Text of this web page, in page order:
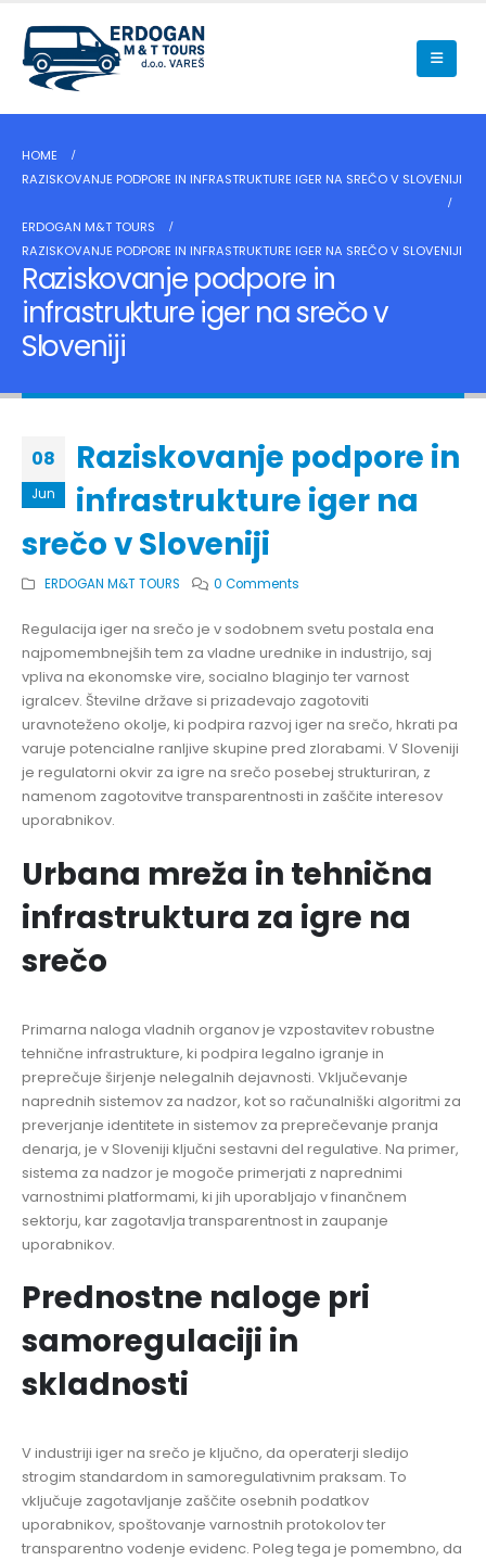
HOME
RAZISKOVANJE PODPORE IN INFRASTRUKTURE IGER NA SREČO V SLOVENIJI
ERDOGAN M&T TOURS
RAZISKOVANJE PODPORE IN INFRASTRUKTURE IGER NA SREČO V SLOVENIJI
Raziskovanje podpore in
infrastrukture iger na srečo v
Sloveniji
08
Jun
Raziskovanje podpore in
infrastrukture iger na
srečo v Sloveniji
ERDOGAN M&T TOURS 0 Comments
Regulacija iger na srečo je v sodobnem svetu postala ena
najpomembnejših tem za vladne urednike in industrijo, saj
vpliva na ekonomske vire, socialno blaginjo ter varnost
igralcev. Številne države si prizadevajo zagotoviti
uravnoteženo okolje, ki podpira razvoj iger na srečo, hkrati pa
varuje potencialne ranljive skupine pred zlorabami. V Sloveniji
je regulatorni okvir za igre na srečo posebej strukturiran, z
namenom zagotovitve transparentnosti in zaščite interesov
uporabnikov.
Urbana mreža in tehnična
infrastruktura za igre na
srečo
Primarna naloga vladnih organov je vzpostavitev robustne
tehnične infrastrukture, ki podpira legalno igranje in
preprečuje širjenje nelegalnih dejavnosti. Vključevanje
naprednih sistemov za nadzor, kot so računalniški algoritmi za
preverjanje identitete in sistemov za preprečevanje pranja
denarja, je v Sloveniji ključni sestavni del regulative. Na primer,
sistema za nadzor je mogoče primerjati z naprednimi
varnostnimi platformami, ki jih uporabljajo v finančnem
sektorju, kar zagotavlja transparentnost in zaupanje
uporabnikov.
Prednostne naloge pri
samoregulaciji in
skladnosti
V industriji iger na srečo je ključno, da operaterji sledijo
strogim standardom in samoregulativnim praksam. To
vključuje zagotavljanje zaščite osebnih podatkov
uporabnikov, spoštovanje varnostnih protokolov ter
transparentno vodenje evidenc. Poleg tega je pomembno, da